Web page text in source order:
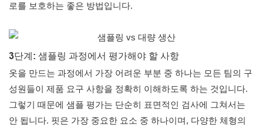
로를 보호하는 좋은 방법입니다.
3단계: 샘플링 과정에서 평가해야 할 사항
옷을 만드는 과정에서 가장 어려운 부분 중 하나는 모든 팀의 구
성원들이 제품 요구 사항을 정확히 이해하도록 하는 것입니다.
그렇기 때문에 샘플 평가는 단순히 표면적인 검사에 그쳐서는
안 됩니다. 핏은 가장 중요한 요소 중 하나이며, 다양한 체형의